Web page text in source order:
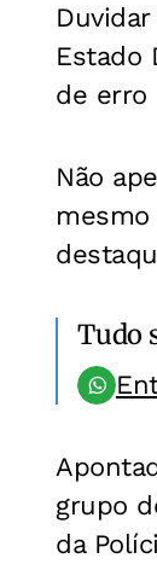
Estado
de erro
Não
Tudo
grupo
da